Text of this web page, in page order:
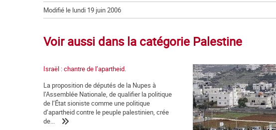
Modifié le lundi 19 juin 2006
Voir aussi dans la catégorie Palestine
Israël : chantre de l’apartheid.
La proposition de députés de la Nupes à
l’Assemblée Nationale, de qualifier la politique
de l’État sioniste comme une politique
d’apartheid contre le peuple palestinien, crée
de...